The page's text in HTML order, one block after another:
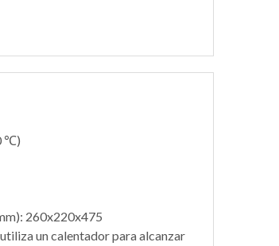
℃)
260x220x475
un calentador para alcanzar